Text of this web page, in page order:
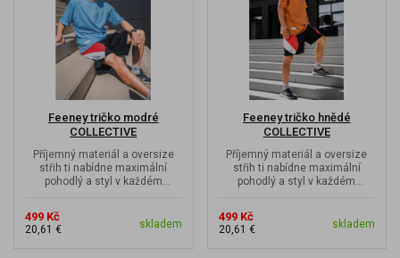
Feeney tričko modré
COLLECTIVE
Příjemný materiál a oversize
střih ti nabídne maximální
pohodlý a styl v každém
499 Kč
20,61 € skladem
Feeney tričko hnědé
COLLECTIVE
Příjemný materiál a oversize
střih ti nabídne maximální
pohodlý a styl v každém
499 Kč
20,61 € skladem